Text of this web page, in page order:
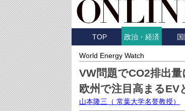
TOP 政治・経済
World Energy Watch
VW問題でCO2排出
欧州で注目高まるEV
山本隆三 （ 常葉大学名誉教授）